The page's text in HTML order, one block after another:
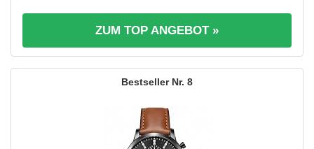
ZUM TOP ANGEBOT »
8